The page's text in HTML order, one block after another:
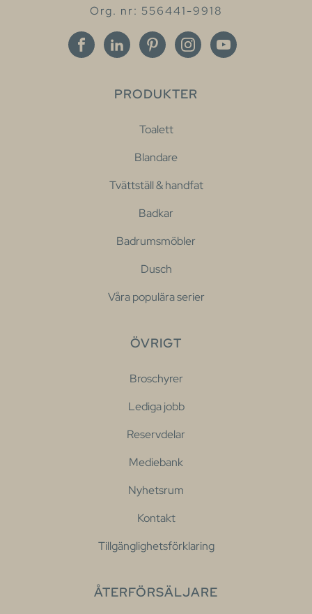
Org. nr: 556441-9918
PRODUKTER
Toalett
Blandare
Tvättställ & handfat
Badkar
Badrumsmöbler
Dusch
Våra populära serier
ÖVRIGT
Broschyrer
Lediga jobb
Reservdelar
Mediebank
Nyhetsrum
Kontakt
Tillgänglighetsförklaring
ÅTERFÖRSÄLJARE